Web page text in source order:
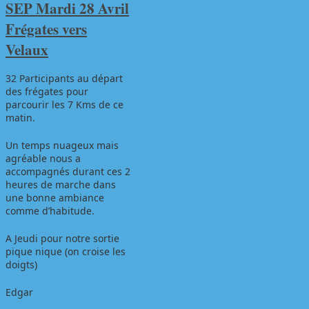
SEP Mardi 28 Avril
Frégates vers
Velaux
32 Participants au départ
des frégates pour
parcourir les 7 Kms de ce
matin.
Un temps nuageux mais
agréable nous a
accompagnés durant ces 2
heures de marche dans
une bonne ambiance
comme d’habitude.
A Jeudi pour notre sortie
pique nique (on croise les
doigts)
Edgar